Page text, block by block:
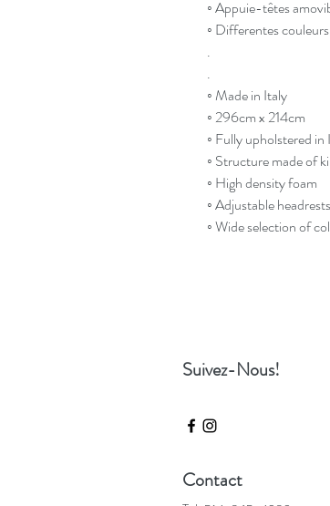
◦ Appuie-têtes
◦ Differentes
.
.
◦ Made in Italy
◦ 296cm x 214cm
◦ Fully upholstered
◦ Structure made of
◦ High density foam
◦ Adjustable headrests
◦ Wide selection of
Suivez-Nous!
Contact